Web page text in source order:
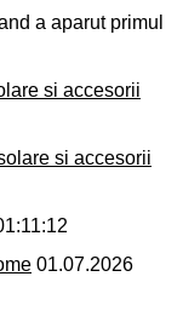
a aparut primul
si accesorii
si accesorii
01.07.2026